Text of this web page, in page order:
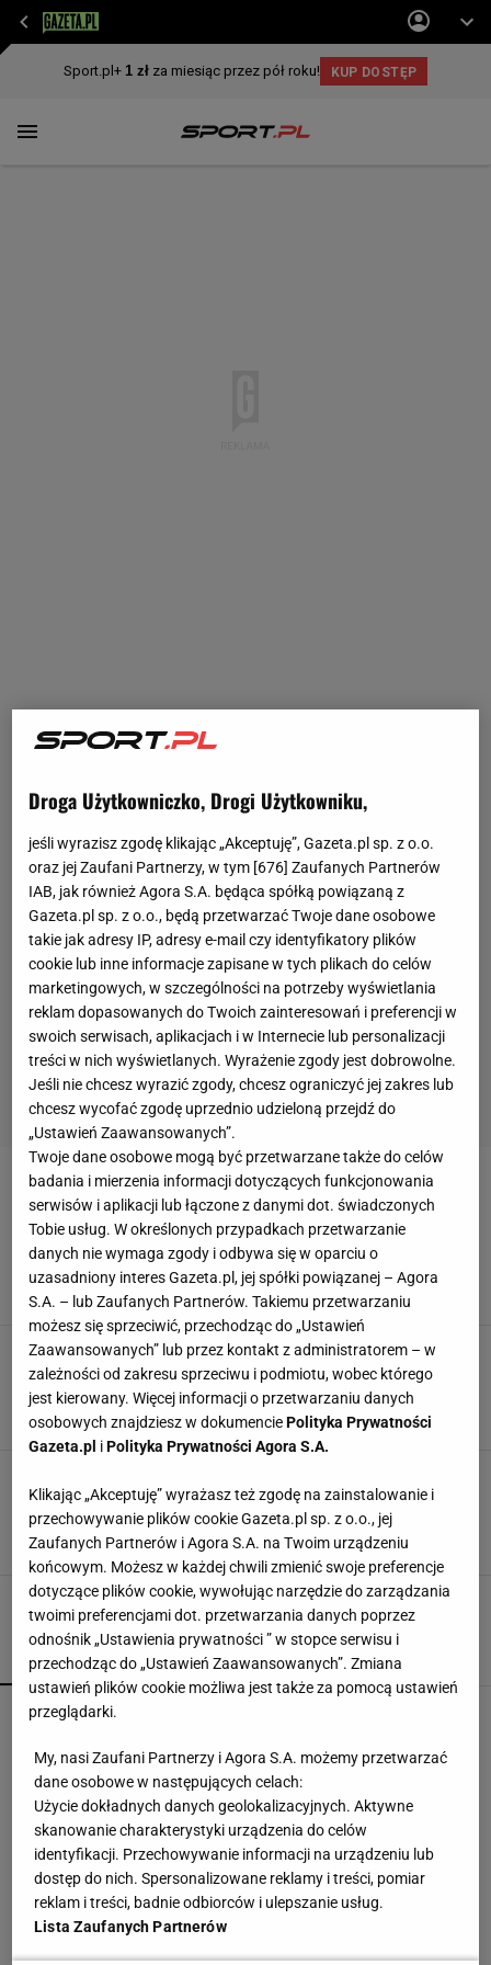
HEALTHLY CENTER BY ANN
Anna Lewandowska ma nowego trenera. Fani:
"Zaraz cały team Chodakowskiej się przeniesie"
AM, 7 SIERPNIA 2018, 10:26
Małgorzata Rozenek-Majdan przyznała się, że
trenuje u Anny Lewandowskiej. Gwiazda nie
może już pić alkoholu
AM,31 LIPCA 2018, 12:34
podczas treningu w Healhlty Center by Ann.
Przyszedł specjalny gość
AM,17 LIPCA 2018, 11:26
POPULARNE NAJNOWSZE
Tak Lang komentuje głośny konflikt z
Niewiadomą. "Zadzwoniłem do niej"
SUBSKRYPCJA
Północna brama gazowa. Jak Polska buduje
nową architekturę energetyczną regionu
Droga Użytkowniczko, Drogi Użytkowniku,
jeśli wyrazisz zgodę klikając „Akceptuję”, Gazeta.pl sp. z o.o.
oraz jej Zaufani Partnerzy, w tym [676] Zaufanych Partnerów
IAB, jak również Agora S.A. będąca spółką powiązaną z
Gazeta.pl sp. z o.o., będą przetwarzać Twoje dane osobowe
takie jak adresy IP, adresy e-mail czy identyfikatory plików
cookie lub inne informacje zapisane w tych plikach do celów
marketingowych, w szczególności na potrzeby wyświetlania
reklam dopasowanych do Twoich zainteresowań i preferencji w
swoich serwisach, aplikacjach i w Internecie lub personalizacji
treści w nich wyświetlanych. Wyrażenie zgody jest dobrowolne.
Jeśli nie chcesz wyrazić zgody, chcesz ograniczyć jej zakres lub
chcesz wycofać zgodę uprzednio udzieloną przejdź do
„Ustawień Zaawansowanych”.
Twoje dane osobowe mogą być przetwarzane także do celów
badania i mierzenia informacji dotyczących funkcjonowania
serwisów i aplikacji lub łączone z danymi dot. świadczonych
Tobie usług. W określonych przypadkach przetwarzanie
danych nie wymaga zgody i odbywa się w oparciu o
uzasadniony interes Gazeta.pl, jej spółki powiązanej – Agora
S.A. – lub Zaufanych Partnerów. Takiemu przetwarzaniu
możesz się sprzeciwić, przechodząc do „Ustawień
Zaawansowanych” lub przez kontakt z administratorem – w
zależności od zakresu sprzeciwu i podmiotu, wobec którego
jest kierowany. Więcej informacji o przetwarzaniu danych
osobowych znajdziesz w dokumenciePolityka Prywatności
Gazeta.pl iPolityka Prywatności Agora S.A.
Klikając „Akceptuję” wyrażasz też zgodę na zainstalowanie i
przechowywanie plików cookie Gazeta.pl sp. z o.o., jej
Zaufanych Partnerów i Agora S.A. na Twoim urządzeniu
końcowym. Możesz w każdej chwili zmienić swoje preferencje
dotyczące plików cookie, wywołując narzędzie do zarządzania
twoimi preferencjami dot. przetwarzania danych poprzez
odnośnik „Ustawienia prywatności ” w stopce serwisu i
przechodząc do „Ustawień Zaawansowanych”. Zmiana
ustawień plików cookie możliwa jest także za pomocą ustawień
przeglądarki.
My, nasi Zaufani Partnerzy i Agora S.A. możemy przetwarzać
dane osobowe w następujących celach:
Użycie dokładnych danych geolokalizacyjnych. Aktywne
skanowanie charakterystyki urządzenia do celów
identyfikacji. Przechowywanie informacji na urządzeniu lub
dostęp do nich. Spersonalizowane reklamy i treści, pomiar
reklam i treści, badnie odbiorców i ulepszanie usług.
Lista Zaufanych Partnerów